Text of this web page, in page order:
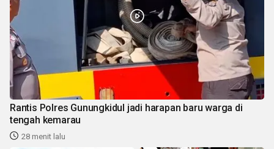
Rantis Polres Gunungkidul jadi harapan baru warga di
tengah kemarau
28 menit lalu